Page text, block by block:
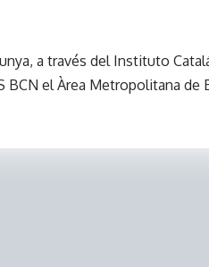
a través del Instituto
BCN el Àrea Metropolitana de